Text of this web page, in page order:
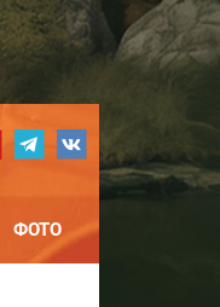
ФОТО